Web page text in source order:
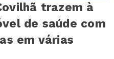
trazem à
de saúde com
em várias